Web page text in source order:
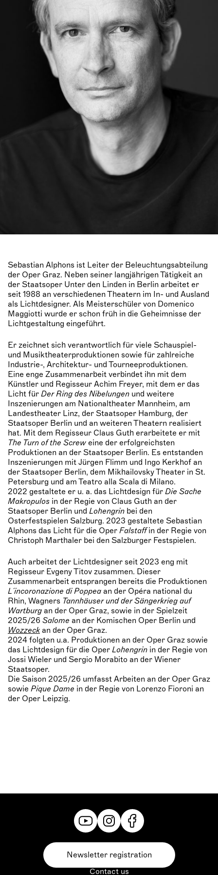
Sebastian Alphons ist Leiter der Beleuchtungsabteilung
der Oper Graz. Neben seiner langjährigen Tätigkeit an
der Staatsoper Unter den Linden in Berlin arbeitet er
seit 1988 an verschiedenen Theatern im In- und Ausland
als Lichtdesigner. Als Meisterschüler von Domenico
Maggiotti wurde er schon früh in die Geheimnisse der
Lichtgestaltung eingeführt.
Er zeichnet sich verantwortlich für viele Schauspiel-
und Musiktheaterproduktionen sowie für zahlreiche
Industrie-, Architektur- und Tourneeproduktionen.
Eine enge Zusammenarbeit verbindet ihn mit dem
Künstler und Regisseur Achim Freyer, mit dem er das
Licht für Der Ring des Nibelungen und weitere
Inszenierungen am Nationaltheater Mannheim, am
Landestheater Linz, der Staatsoper Hamburg, der
Staatsoper Berlin und an weiteren Theatern realisiert
hat. Mit dem Regisseur Claus Guth erarbeitete er mit
The Turn of the Screw eine der erfolgreichsten
Produktionen an der Staatsoper Berlin. Es entstanden
Inszenierungen mit Jürgen Flimm und Ingo Kerkhof an
der Staatsoper Berlin, dem Mikhailovsky Theater in St.
Petersburg und am Teatro alla Scala di Milano.
2022 gestaltete er u. a. das Lichtdesign für Die Sache
Makropulos in der Regie von Claus Guth an der
Staatsoper Berlin und Lohengrin bei den
Osterfestspielen Salzburg. 2023 gestaltete Sebastian
Alphons das Licht für die Oper Falstaffin der Regie von
Christoph Marthaler bei den Salzburger Festspielen.
Auch arbeitet der Lichtdesigner seit 2023 eng mit
Regisseur Evgeny Titov zusammen. Dieser
Zusammenarbeit entsprangen bereits die Produktionen
L´incoronazione di Poppea an der Opéra national du
Rhin, Wagners Tannhäuser und der Sängerkrieg auf
Wartburg an der Oper Graz, sowie in der Spielzeit
2025/26 Salome an der Komischen Oper Berlin und
Wozzeck an der Oper Graz.
2024 folgten u.a. Produktionen an der Oper Graz sowie
das Lichtdesign für die Oper Lohengrin in der Regie von
Jossi Wieler und Sergio Morabito an der Wiener
Staatsoper.
Die Saison 2025/26 umfasst Arbeiten an der Oper Graz
sowie Pique Dame in der Regie von Lorenzo Fioroni an
der Oper Leipzig.
Contact us
Newsletter registration